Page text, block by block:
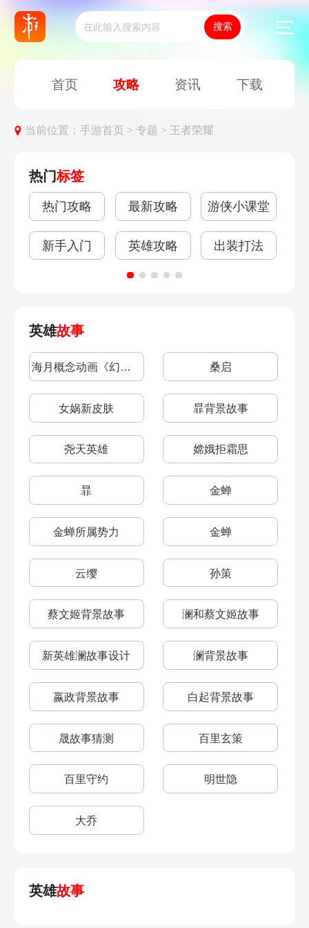
首页 攻略 资讯 下载
当前位置：手游首页 >专题 > 王者荣耀
热门标签
热门攻略 最新攻略 游侠小课堂
新手入门 英雄攻略 出装打法
英雄故事
海月概念动画《幻海映月》 桑启
女娲新皮肤 暃背景故事
尧天英雄 嫦娥拒霜思
暃 金蝉
金蝉所属势力 金蝉
云缨 孙策
蔡文姬背景故事 澜和蔡文姬故事
新英雄澜故事设计 澜背景故事
嬴政背景故事 白起背景故事
晟故事猜测 百里玄策
百里守约 明世隐
大乔
英雄故事